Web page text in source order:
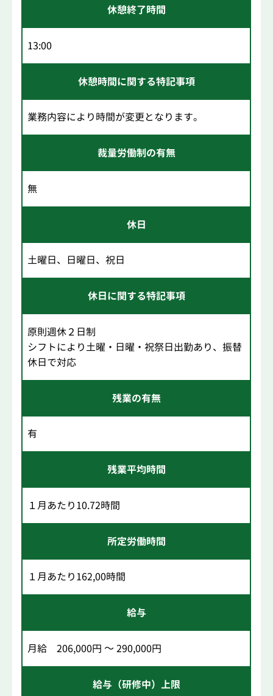
休憩終了時間
13:00
休憩時間に関する特記事項
業務内容により時間が変更となります。
裁量労働制の有無
無
休日
土曜日、日曜日、祝日
休日に関する特記事項
原則週休２日制
シフトにより土曜・日曜・祝祭日出勤あり、振替
休日で対応
残業の有無
有
残業平均時間
１月あたり10.72時間
所定労働時間
１月あたり162,00時間
給与
月給 206,000円 ～ 290,000円
給与（研修中）上限